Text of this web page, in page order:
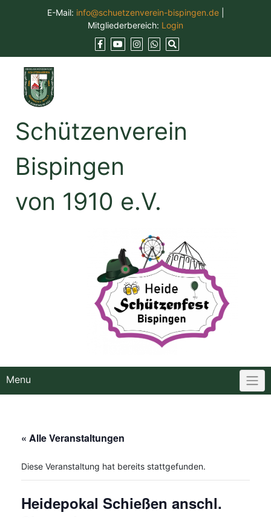
E-Mail: info@schuetzenverein-bispingen.de|
Mitgliederbereich: Login
Schützenverein
Bispingen
von 1910 e.V.
Menu
« Alle Veranstaltungen
Diese Veranstaltung hat bereits stattgefunden.
Heidepokal Schießen anschl.